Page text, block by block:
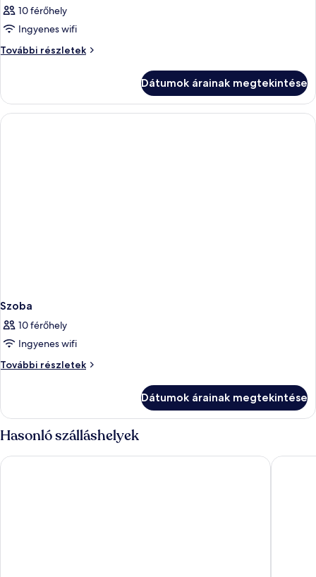
10 férőhely
Ingyenes wifi
További részletek
Szoba
Dátumok árainak megtekintése
Szoba
10 férőhely
Ingyenes wifi
További részletek
Szoba
Dátumok árainak megtekintése
Hasonló szálláshelyek
Gran View Apartments